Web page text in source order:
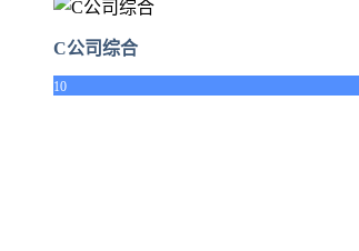
C公司综合
10